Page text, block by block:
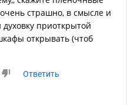
страшно, в смысле и
приоткрытой
открывать (чтоб
Ответить